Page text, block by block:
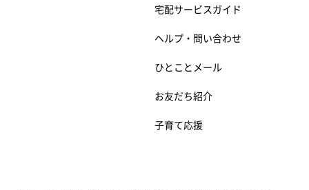
宅配サービスガイド
ヘルプ・問い合わせ
ひとことメール
お友だち紹介
子育て応援